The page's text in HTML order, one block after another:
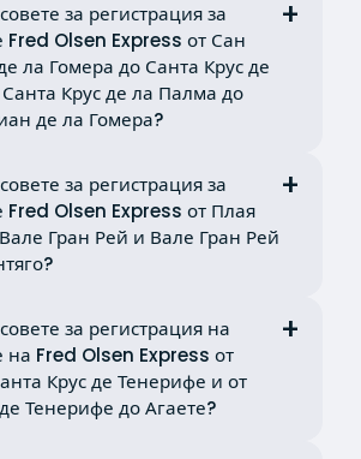
за регистрация за
Fred Olsen Express от Сан
ла Гомера до Санта Крус де
Крус де ла Палма до
де ла Гомера?
за регистрация за
Fred Olsen Express от Плая
Гран Рей и Вале Гран Рей
за регистрация на
на Fred Olsen Express от
Крус де Тенерифе и от
Тенерифе до Агаете?